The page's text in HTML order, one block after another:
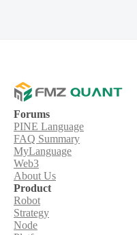
Forums
PINE Language
FAQ Summary
MyLanguage
Web3
About Us
Product
Robot
Strategy
Node